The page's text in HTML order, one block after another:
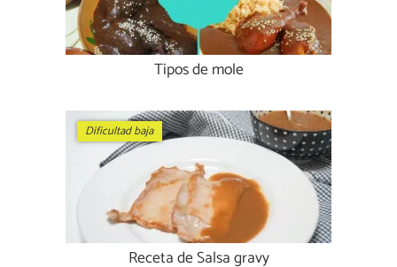
Tipos de mole
Dificultad baja
Receta de Salsa gravy